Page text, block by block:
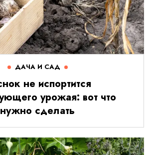
ДАЧА И САД
не испортится
урожая: вот что
нужно сделать